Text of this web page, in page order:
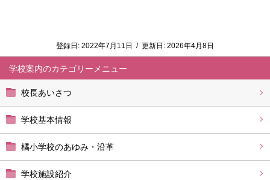
学校案内
校長あいさつ
学校基本情報
橘小学校のあゆみ・沿革
学校施設紹介
登録日: 2022年7月11日 / 更新日: 2026年4月8日